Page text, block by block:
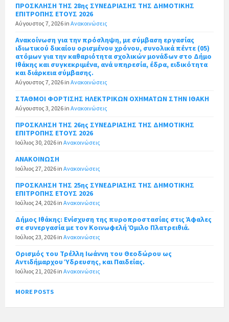
ΠΡΟΣΚΛΗΣΗ ΤΗΣ 28ης ΣΥΝΕΔΡΙΑΣΗΣ ΤΗΣ ΔΗΜΟΤΙΚΗΣ
ΕΠΙΤΡΟΠΗΣ ΕΤΟΥΣ 2026
Αύγουστος 7, 2026 in Ανακοινώσεις
Ανακοίνωση για την πρόσληψη, με σύμβαση εργασίας
ιδιωτικού δικαίου ορισμένου χρόνου, συνολικά πέντε (05)
ατόμων για την καθαριότητα σχολικών μονάδων στο Δήμο
Ιθάκης και συγκεκριμένα, ανά υπηρεσία, έδρα, ειδικότητα
και διάρκεια σύμβασης.
Αύγουστος 7, 2026 in Ανακοινώσεις
ΣΤΑΘΜΟΙ ΦΟΡΤΙΣΗΣ ΗΛΕΚΤΡΙΚΩΝ ΟΧΗΜΑΤΩΝ ΣΤΗΝ ΙΘΑΚΗ
Αύγουστος 3, 2026 in Ανακοινώσεις
ΠΡΟΣΚΛΗΣΗ ΤΗΣ 26ης ΣΥΝΕΔΡΙΑΣΗΣ ΤΗΣ ΔΗΜΟΤΙΚΗΣ
ΕΠΙΤΡΟΠΗΣ ΕΤΟΥΣ 2026
Ιούλιος 30, 2026 in Ανακοινώσεις
ΑΝΑΚΟΙΝΩΣΗ
Ιούλιος 27, 2026 in Ανακοινώσεις
ΠΡΟΣΚΛΗΣΗ ΤΗΣ 25ης ΣΥΝΕΔΡΙΑΣΗΣ ΤΗΣ ΔΗΜΟΤΙΚΗΣ
ΕΠΙΤΡΟΠΗΣ ΕΤΟΥΣ 2026
Ιούλιος 24, 2026 in Ανακοινώσεις
Δήμος Ιθάκης: Ενίσχυση της πυροπροστασίας στις Άφαλες
σε συνεργασία με τον Κοινωφελή Όμιλο Πλατρειθιά.
Ιούλιος 23, 2026 in Ανακοινώσεις
Ορισμός του Τρέλλη Ιωάννη του Θεοδώρου ως
Αντιδήμαρχου Ύδρευσης, και Παιδείας.
Ιούλιος 21, 2026 in Ανακοινώσεις
MORE POSTS